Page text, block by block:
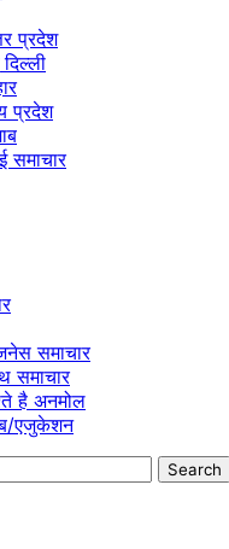
प्रदेश
प्रदेश
समाचार
समाचार
समाचार
है अनमोल
एजुकेशन